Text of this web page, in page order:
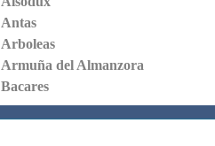
Antas
Arboleas
Armuña del Almanzora
Bacares